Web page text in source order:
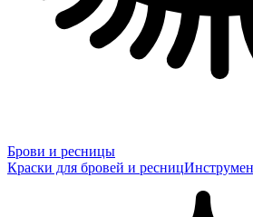
Брови и ресницы
Краски для бровей и ресниц